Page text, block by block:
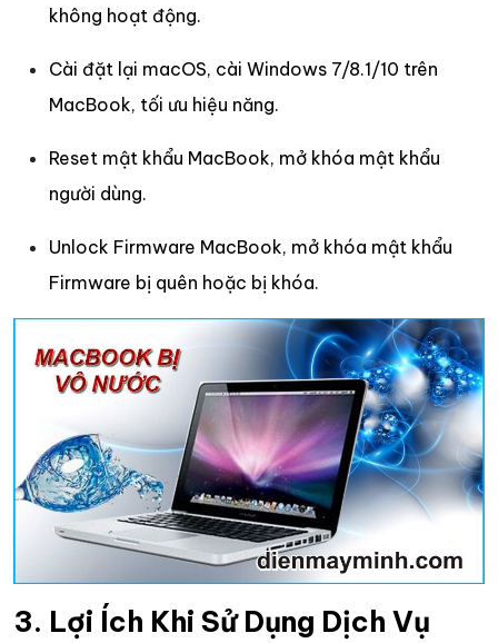
không hoạt động.
Cài đặt lại macOS, cài Windows 7/8.1/10 trên
MacBook, tối ưu hiệu năng.
Reset mật khẩu MacBook, mở khóa mật khẩu
người dùng.
Unlock Firmware MacBook, mở khóa mật khẩu
Firmware bị quên hoặc bị khóa.
3. Lợi Ích Khi Sử Dụng Dịch Vụ